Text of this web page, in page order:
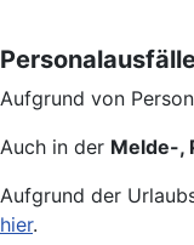
Aufgrund von
Auch in der Melde-,
Aufgrund der
hier.